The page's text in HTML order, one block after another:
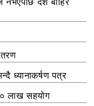
ध्यानाकर्षण पत्र
लाख सहयोग